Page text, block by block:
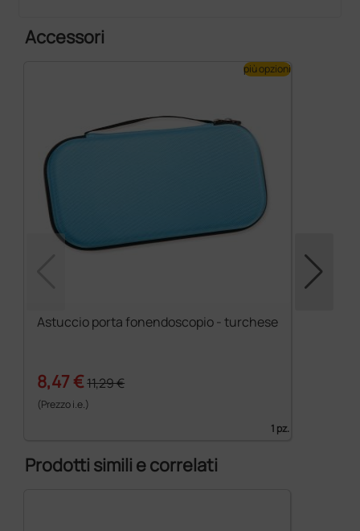
Accessori
Astuccio porta fonendoscopio - turchese
8,47 €11,29 €
(Prezzo i.e.)
1 pz.
più opzioni
Prodotti simili e correlati